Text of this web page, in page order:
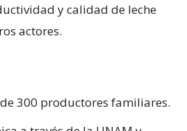
y calidad de leche
actores.
300 productores familiares.